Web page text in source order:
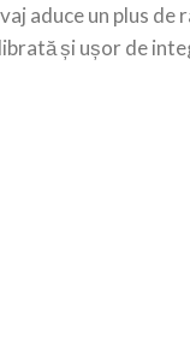
aduce un plus de
și ușor de